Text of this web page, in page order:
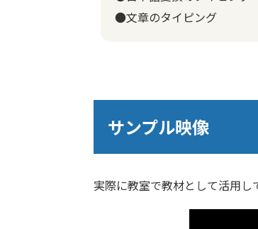
●文章のタイピング
サンプル映像
実際に教室で教材として活用し